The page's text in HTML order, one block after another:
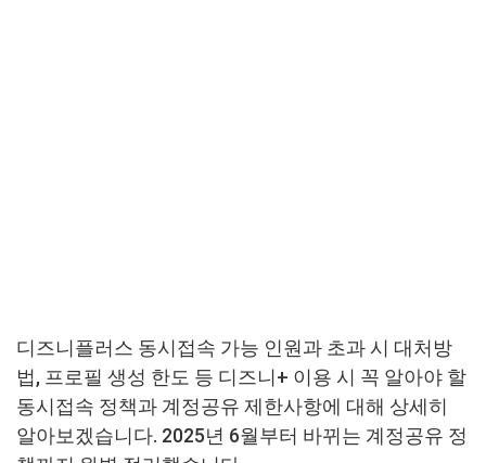
디즈니플러스 동시접속 가능 인원과 초과 시 대처방
법, 프로필 생성 한도 등 디즈니+ 이용 시 꼭 알아야 할
동시접속 정책과 계정공유 제한사항에 대해 상세히
알아보겠습니다. 2025년 6월부터 바뀌는 계정공유 정